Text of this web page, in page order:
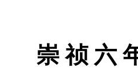
崇 祯 六